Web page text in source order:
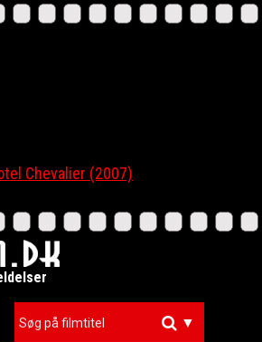
Chevalier (2007)
▼